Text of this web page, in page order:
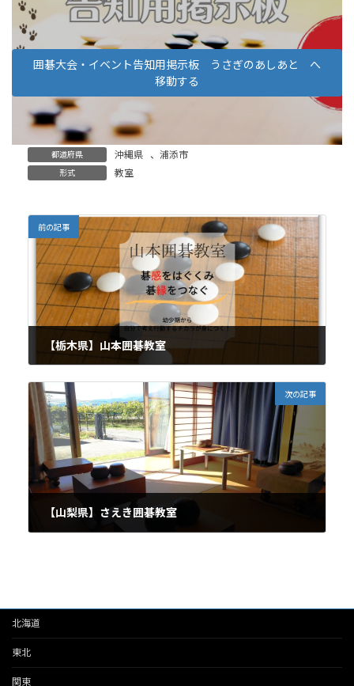
囲碁大会・イベント告知用掲示板 うさぎのあしあと へ
移動する
都道府県 沖縄県 、浦添市
形式 教室
前の記事
【栃木県】山本囲碁教室
次の記事
【山梨県】さえき囲碁教室
北海道
東北
関東